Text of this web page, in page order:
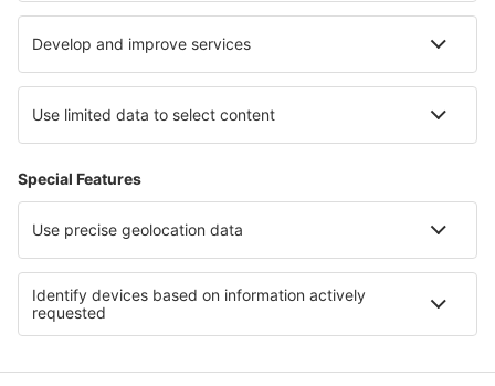
Hoteluri în Les Menuires
Hoteluri in Wolfgangsee Hoteluri în Sunny Beach